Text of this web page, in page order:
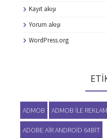
Kayıt akışı
Yorum akışı
WordPress.org
ADMOB ADMOB ILE
ADOBE AIR ANDROID 64BIT